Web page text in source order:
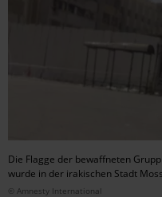
Die Flagge der bewaffneten
wurde in der irakischen Stadt
© Amnesty International